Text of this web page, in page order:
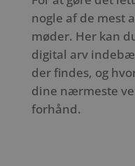
nogle af de mest
møder. Her kan
digital arv
der findes, og
dine nærmeste
forhånd.